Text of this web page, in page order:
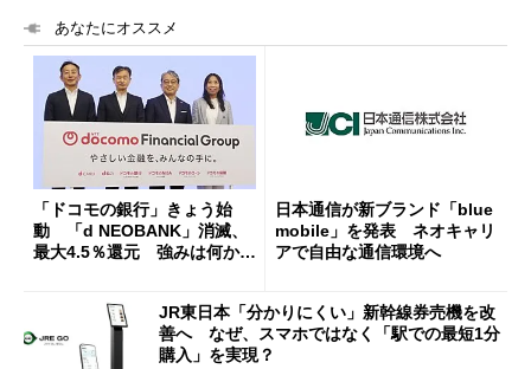
あなたにオススメ
「ドコモの銀行」きょう始
動 「d NEOBANK」消滅、
最大4.5％還元 強みは何か解
日本通信が新ブランド「blue
mobile」を発表 ネオキャリ
アで自由な通信環境へ
JR東日本「分かりにくい」新幹線券売機を改
善へ なぜ、スマホではなく「駅での最短1分
購入」を実現？